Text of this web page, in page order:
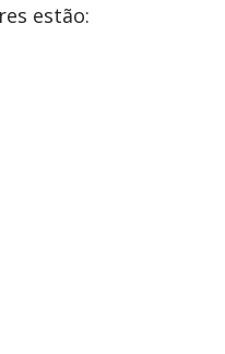
estão: